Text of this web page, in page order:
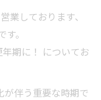
業しております、
。
期に！ についてお
が伴う重要な時期で